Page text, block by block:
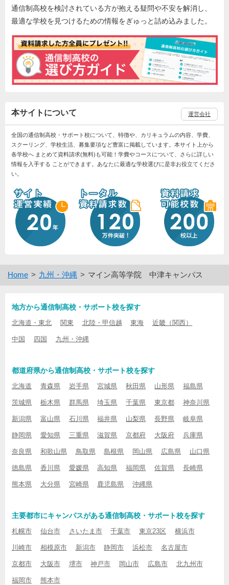
通信制高校を検討されている方が抱える疑問や不安を解消し、
最適な学校を見つけるための情報をぎゅっと詰め込みました。
本サイトについて 運営会社
全国の通信制高校・サポート校について、特徴や、カリキュラムの内容、学費、
スクーリング、学校生活、募集要項など豊富に掲載しています。本サイト上から
各学校へ まとめて資料請求(無料)も可能！学費やコースについて、さらに詳しい
情報を入手する ことができます。あなたに最適な学校選びに是非お役立てくださ
い。
Home 九州・沖縄 マイン高等学院 中津キャンパス
地方から通信制高校・サポート校を探す
北海道・東北 関東 北陸・甲信越 東海 近畿（関西）
中国 四国 九州・沖縄
都道府県から通信制高校・サポート校を探す
北海道 青森県 岩手県 宮城県 秋田県 山形県 福島県
茨城県 栃木県 群馬県 埼玉県 千葉県 東京都 神奈川県
新潟県 富山県 石川県 福井県 山梨県 長野県 岐阜県
静岡県 愛知県 三重県 滋賀県 京都府 大阪府 兵庫県
奈良県 和歌山県 鳥取県 島根県 岡山県 広島県 山口県
徳島県 香川県 愛媛県 高知県 福岡県 佐賀県 長崎県
熊本県 大分県 宮崎県 鹿児島県 沖縄県
主要都市にキャンパスがある通信制高校・サポート校を探す
札幌市 仙台市 さいたま市 千葉市 東京23区 横浜市
川崎市 相模原市 新潟市 静岡市 浜松市 名古屋市
京都市 大阪市 堺市 神戸市 岡山市 広島市 北九州市
福岡市 熊本市